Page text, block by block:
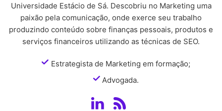
Universidade Estácio de Sá. Descobriu no Marketing uma
paixão pela comunicação, onde exerce seu trabalho
produzindo conteúdo sobre finanças pessoais, produtos e
serviços financeiros utilizando as técnicas de SEO.
Estrategista de Marketing em formação;
Advogada.